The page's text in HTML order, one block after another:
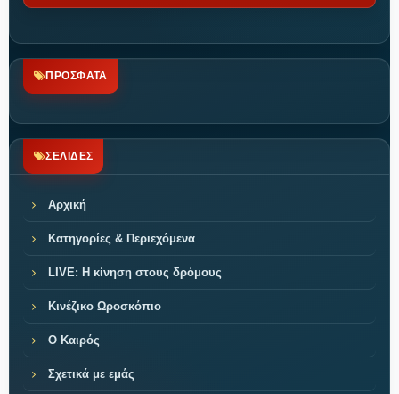
.
ΠΡΟΣΦΑΤΑ
ΣΕΛΙΔΕΣ
Αρχική
Κατηγορίες & Περιεχόμενα
LIVE: Η κίνηση στους δρόμους
Κινέζικο Ωροσκόπιο
Ο Καιρός
Σχετικά με εμάς